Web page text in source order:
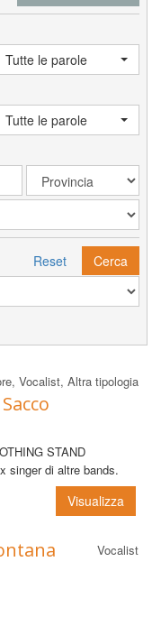
Tutte le parole
Tutte le parole
Reset Cerca
Vocalist, Altra tipologia
STAND
singer di altre bands.
Visualizza
Vocalist